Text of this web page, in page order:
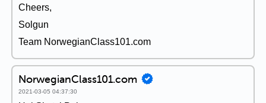
Cheers,
Solgun
Team NorwegianClass101.com
NorwegianClass101.com
2021-03-05 04:37:30